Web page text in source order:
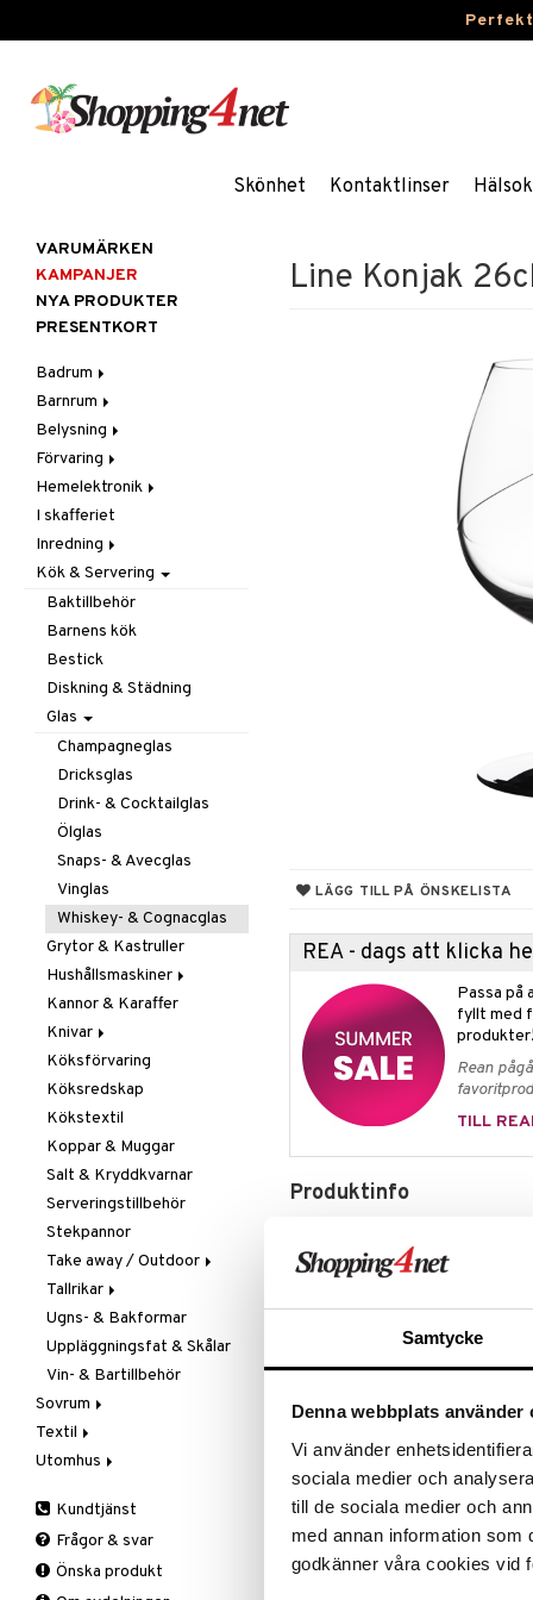
Samtycke
Denna webbplats använder
Vi använder
sociala medier och
till de sociala medier och
med annan information som
godkänner våra cookies vid
Skönhet Kontaktlinser
Line Konjak
LÄGG TILL PÅ ÖNSKELISTA
REA - dags att klicka
Passa på
fyllt med
produkter!
Rean
TILL
Produktinfo
Ehrner, född 1948 i Danderyd är
formspråk och sin förmåga att
färgprakt. Färgade slöjor inne i
står bakom flera
Höjd: 11,5 cm
Diameter: 6 cm
Artikelnr
IBB31-1-XX
VARUMÄRKEN
KAMPANJER
NYA PRODUKTER
PRESENTKORT
Badrum
Badrumsinredning
Badrumstextilier
Badrumstillbehör
Barnrum
Barnlampor
Barnmöbler
Barnrumsdekoration
Barnrumsförvaring
Barnrumstextilier
Belysning
Belysningstillbehör
Lampor
Bordslampor
Taklampor
LED-ljus
Ljuslyktor & Ljusstakar
Utomhusbelysning
Förvaring
Hängare & krokar
Hyllor
Småförvaring
Småförvaring & Korgar
Väskor
Hemelektronik
Ljud
I skafferiet
Inredning
Dekoration
Böcker
Figurer & Skulpturer
Klockor
Krukor
Metal Art
Väggdekorationer
Vaser
Doftljus & Doftspridare
Förvaring & Hyllor
Hängare & Krokar
Hyllor
Småförvaring & Korgar
Juldekoration
Ljuslyktor & Ljusstakar
Småmöbler
Kök & Servering
Baktillbehör
Barnens kök
Bestick
Diskning & Städning
Glas
Champagneglas
Dricksglas
Drink- & Cocktailglas
Ölglas
Snaps- & Avecglas
Vinglas
Whiskey- & Cognacglas
Grytor & Kastruller
Hushållsmaskiner
Brödrostar
Kaffe, Te & Espresso
Mixer & Elvispar
Övriga maskiner
Vattenkokare
Kannor & Karaffer
Knivar
Brödknivar
Knivset
Knivslipar och Brynen
Knivtillbehör
Kockknivar
Skal- & Grönsaksknivar
Skärbrädor
Specialknivar
Köksförvaring
Köksredskap
Kökstextil
Koppar & Muggar
Salt & Kryddkvarnar
Serveringstillbehör
Stekpannor
Take away / Outdoor
Flaskor
Matlådor
Termoskannor
Termosmuggar
Tallrikar
Assietter
Djupa tallrikar
Mattallrikar
Ugns- & Bakformar
Uppläggningsfat & Skålar
Vin- & Bartillbehör
Sovrum
Filtar & Plädar
Prydnadskuddar
Bäddset
Kuddar & Täcken
Lakan & Örngott
Tillbehör
Textil
Badrumstextilier
Filtar & Plädar
Kökstextilier
Mattor
Utomhus
Friluftsliv
Grill & Grilltillbehör
Krukor
Kundtjänst
Frågor & svar
Önska produkt